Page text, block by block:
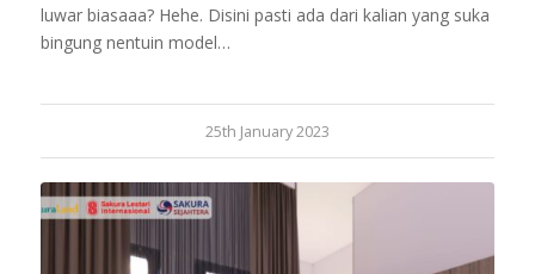
luwar biasaaa? Hehe. Disini pasti ada dari kalian yang suka
bingung nentuin model…
25th January 2023